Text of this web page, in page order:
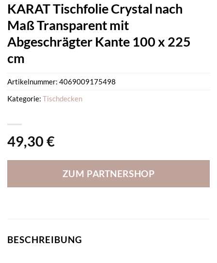
KARAT Tischfolie Crystal nach
Maß Transparent mit
Abgeschrägter Kante 100 x 225
cm
49,30 €
ZUM PARTNERSHOP
Artikelnummer: 4069009175498
Kategorie: Tischdecken
BESCHREIBUNG